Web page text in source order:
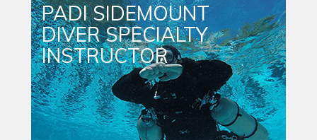
PADI SIDEMOUNT
DIVER SPECIALTY
INSTRUCTOR